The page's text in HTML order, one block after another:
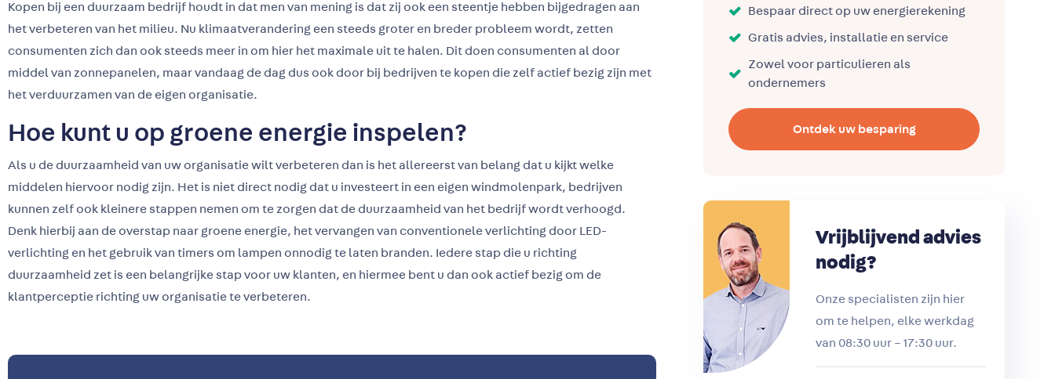
Kopen bij een duurzaam bedrijf houdt in dat men van mening is dat zij ook een steentje hebben bijgedragen aan
het verbeteren van het milieu. Nu klimaatverandering een steeds groter en breder probleem wordt, zetten
consumenten zich dan ook steeds meer in om hier het maximale uit te halen. Dit doen consumenten al door
middel van zonnepanelen, maar vandaag de dag dus ook door bij bedrijven te kopen die zelf actief bezig zijn met
het verduurzamen van de eigen organisatie.
Hoe kunt u op groene energie inspelen?
Als u de duurzaamheid van uw organisatie wilt verbeteren dan is het allereerst van belang dat u kijkt welke
middelen hiervoor nodig zijn. Het is niet direct nodig dat u investeert in een eigen windmolenpark, bedrijven
kunnen zelf ook kleinere stappen nemen om te zorgen dat de duurzaamheid van het bedrijf wordt verhoogd.
Denk hierbij aan de overstap naar groene energie, het vervangen van conventionele verlichting door LED-
verlichting en het gebruik van timers om lampen onnodig te laten branden. Iedere stap die u richting
duurzaamheid zet is een belangrijke stap voor uw klanten, en hiermee bent u dan ook actief bezig om de
klantperceptie richting uw organisatie te verbeteren.
Bespaar direct op uw energierekening
Gratis advies, installatie en service
Zowel voor particulieren als
ondernemers
Ontdek uw besparing
Vrijblijvend advies
nodig?
Onze specialisten zijn hier
om te helpen, elke werkdag
van 08:30 uur – 17:30 uur.